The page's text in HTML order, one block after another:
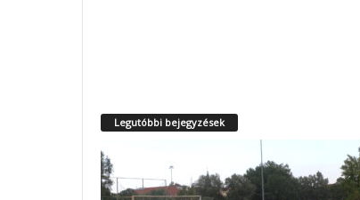
Legutóbbi bejegyzések